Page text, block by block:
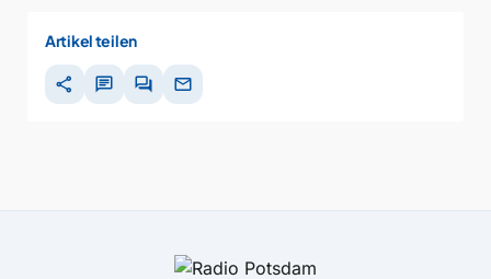
Artikel teilen
share chat forum mail